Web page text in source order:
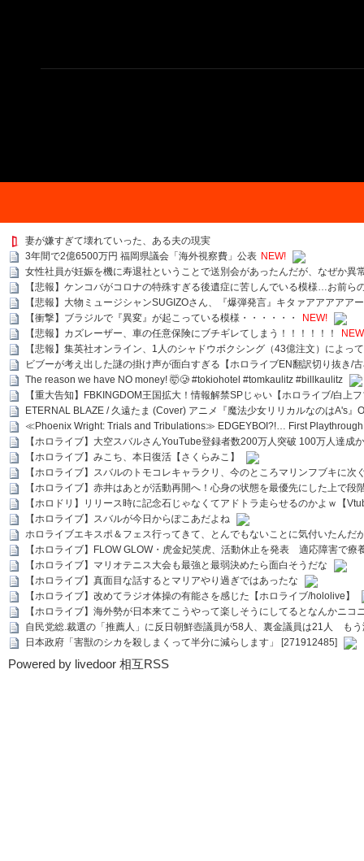
妻が嫌すぎて壊れていった、ある夫の現実
3年間で2億6500万円 福岡県議会「海外視察費」公表 NEW!
女性社員が妊娠を機に寿退社ということで送別会があったんだが、なぜか
【悲報】ケンコバがコロナの特殊すぎる後遺症に苦しんでいる模様…お前ら
【悲報】大物ミュージシャンSUGIZOさん、『爆弾発言』キタァアアアアア
【衝撃】ブラジルで『異変』が起こっている模様・・・・・・
NEW!
【悲報】カズレーザー、車の任意保険にブチギレてしまう！！！！！！
【悲報】集英社オンライン、1人のシャドウボクシング（43億注文）によっ
ビブーが考え出した謎の掛け声が面白すぎる【ホロライブEN翻訳切り抜き/
The reason we have NO money! 🤯🥲 #tokiohotel #tomkaulitz #billkaulitz
【重大告知】FBKINGDOM王国拡大！情報解禁SPじゃい【ホロライブ/白上
ETERNAL BLAZE / 久遠たま (Cover) アニメ『魔法少女リリカルなのはA's』
≪Phoenix Wright: Trials and Tribulations≫ EDGEYBOI?!… First
【ホロライブ】大空スバルさんYouTube登録者数200万人突破 100万人達成
【ホロライブ】みこち、本日復活【さくらみこ】
【ホロライブ】スバルのトモコレキャラクリ、今のところマリンフブキに
【ホロライブ】赤井はあとが活動再開へ！心身の状態を最優先にした上で段
【ホロドリ】リリース時に記念石じゃなくてアドトラ走らせるのかよｗ【
【ホロライブ】スバルが今日からぽこあだよね
ホロライブエキスポ＆フェス行ってきて、とんでもないことに気付いたんだ
【ホロライブ】FLOW GLOW・虎金妃笑虎、活動休止を発表 適応障害で療
【ホロライブ】マリオテニス大会も最強と最弱決めたら面白そうだな
【ホロライブ】真面目な話するとマリアやり過ぎではあったな
【ホロライブ】改めてラジオ体操の有能さを感じた【ホロライブ/hololive】
【ホロライブ】海外勢が日本来てこうやって楽しそうにしてるとなんかニコ
自民党総.裁選の「推薦人」に反日朝鮮壺議員が58人、裏金議員は21人 も
日本政府「害獣のシカを殺しまくって半分に減らします」 [271912485]
Powered by livedoor 相互RSS